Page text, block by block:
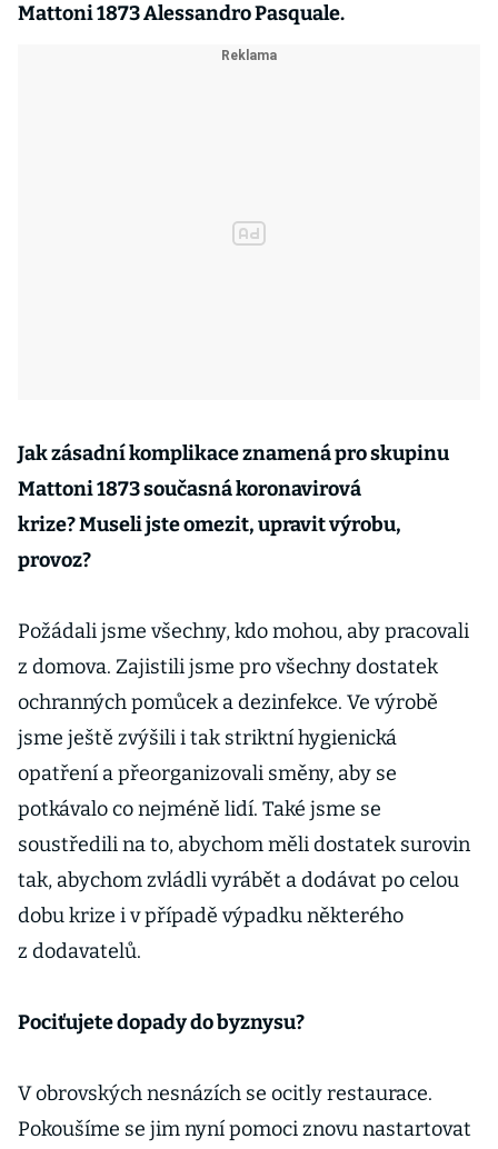
Mattoni 1873 Alessandro Pasquale.
Jak zásadní komplikace znamená pro skupinu
Mattoni 1873 současná koronavirová
krize? Museli jste omezit, upravit výrobu,
provoz?
Požádali jsme všechny, kdo mohou, aby pracovali
z domova. Zajistili jsme pro všechny dostatek
ochranných pomůcek a dezinfekce. Ve výrobě
jsme ještě zvýšili i tak striktní hygienická
opatření a přeorganizovali směny, aby se
potkávalo co nejméně lidí. Také jsme se
soustředili na to, abychom měli dostatek surovin
tak, abychom zvládli vyrábět a dodávat po celou
dobu krize i v případě výpadku některého
z dodavatelů.
Pociťujete dopady do byznysu?
V obrovských nesnázích se ocitly restaurace.
Pokoušíme se jim nyní pomoci znovu nastartovat